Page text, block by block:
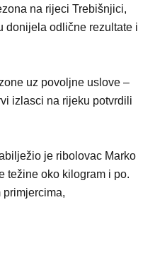
na rijeci Trebišnjici,
donijela odlične rezultate i
uz povoljne uslove –
izlasci na rijeku potvrdili
je ribolovac Marko
težine oko kilogram i po.
primjercima,